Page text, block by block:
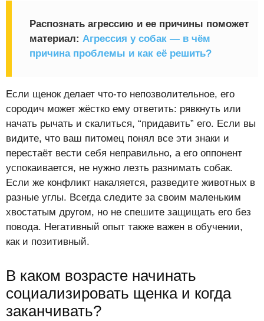
Распознать агрессию и ее причины поможет
материал: Агрессия у собак — в чём
причина проблемы и как её решить?
Если щенок делает что-то непозволительное, его
сородич может жёстко ему ответить: рявкнуть или
начать рычать и скалиться, “придавить” его. Если вы
видите, что ваш питомец понял все эти знаки и
перестаёт вести себя неправильно, а его оппонент
успокаивается, не нужно лезть разнимать собак.
Если же конфликт накаляется, разведите животных в
разные углы. Всегда следите за своим маленьким
хвостатым другом, но не спешите защищать его без
повода. Негативный опыт также важен в обучении,
как и позитивный.
В каком возрасте начинать
социализировать щенка и когда
заканчивать?